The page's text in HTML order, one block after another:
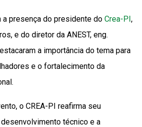
a presença do presidente do Crea-PI,
e do diretor da ANEST, eng.
a importância do tema para
e o fortalecimento da
o CREA-PI reafirma seu
técnico e a